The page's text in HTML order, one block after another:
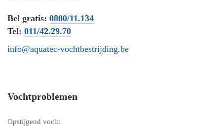
Bel gratis: 0800/11.134
Tel: 011/42.29.70
info@aquatec-vochtbestrijding.be
Vochtproblemen
Opstijgend vocht